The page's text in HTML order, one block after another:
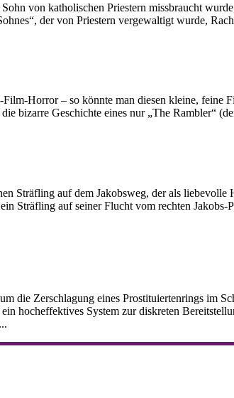
von katholischen Priestern missbraucht
der von Priestern vergewaltigt wurde,
Horror – so könnte man diesen kleine, feine
bizarre Geschichte eines nur „The Rambler“
Sträfling auf dem Jakobsweg, der als
Sträfling auf seiner Flucht vom rechten
die Zerschlagung eines Prostituiertenrings im
hocheffektives System zur diskreten